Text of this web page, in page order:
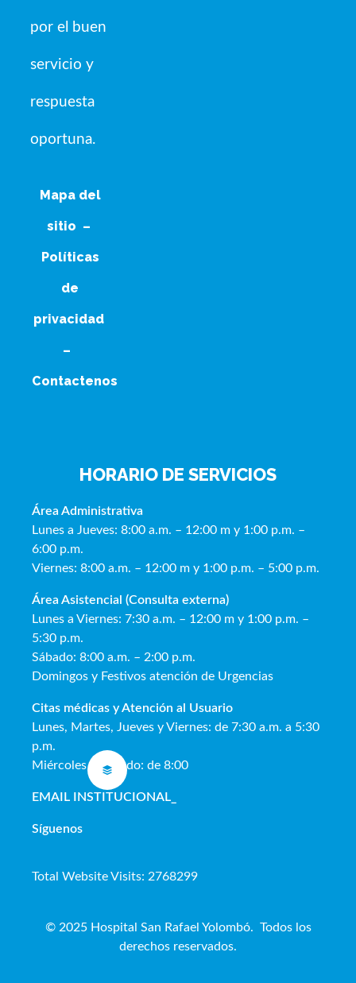
por el buen
servicio y
respuesta
oportuna.
Mapa del
sitio –
Políticas
de
privacidad
–
Contactenos
HORARIO DE SERVICIOS
Área Administrativa
Lunes a Jueves: 8:00 a.m. – 12:00 m y 1:00 p.m. –
6:00 p.m.
Viernes: 8:00 a.m. – 12:00 m y 1:00 p.m. – 5:00 p.m.
Área Asistencial (Consulta externa)
Lunes a Viernes: 7:30 a.m. – 12:00 m y 1:00 p.m. –
5:30 p.m.
Sábado: 8:00 a.m. – 2:00 p.m.
Domingos y Festivos atención de Urgencias
Citas médicas y Atención al Usuario
Lunes, Martes, Jueves y Viernes: de 7:30 a.m. a 5:30
p.m.
Miércoles y Sábado: de 8:00
EMAIL INSTITUCIONAL
Síguenos
Total Website Visits: 2768299
© 2025 Hospital San Rafael Yolombó. Todos los
derechos reservados.